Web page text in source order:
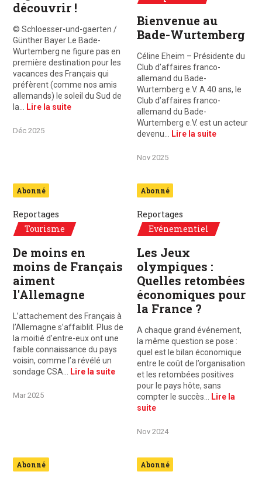
découvrir !
© Schloesser-und-gaerten /
Günther Bayer Le Bade-
Wurtemberg ne figure pas en
première destination pour les
vacances des Français qui
préfèrent (comme nos amis
allemands) le soleil du Sud de
la…
Lire la suite
Déc 2025
Bienvenue au
Bade-Wurtemberg
Céline Eheim – Présidente du
Club d’affaires franco-
allemand du Bade-
Wurtemberg e.V. A 40 ans, le
Club d’affaires franco-
allemand du Bade-
Wurtemberg e.V. est un acteur
devenu…
Lire la suite
Nov 2025
Abonné
Reportages
Tourisme
De moins en
moins de Français
aiment
l'Allemagne
L’attachement des Français à
l’Allemagne s’affaiblit. Plus de
la moitié d’entre-eux ont une
faible connaissance du pays
voisin, comme l’a révélé un
sondage CSA…
Lire la suite
Mar 2025
Abonné
Reportages
Evénementiel
Les Jeux
olympiques :
Quelles retombées
économiques pour
la France ?
A chaque grand événement,
la même question se pose :
quel est le bilan économique
entre le coût de l’organisation
et les retombées positives
pour le pays hôte, sans
compter le succès…
Lire la
suite
Nov 2024
Abonné Abonné